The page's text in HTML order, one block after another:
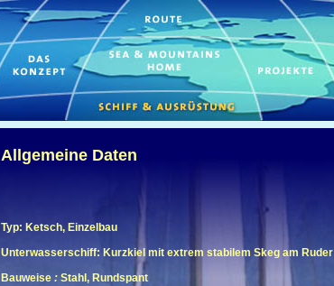
Allgemeine Daten
Typ: Ketsch, Einzelbau
Unterwasserschiff: Kurzkiel mit extrem stabilem Skeg am Ruder
Bauweise : Stahl, Rundspant